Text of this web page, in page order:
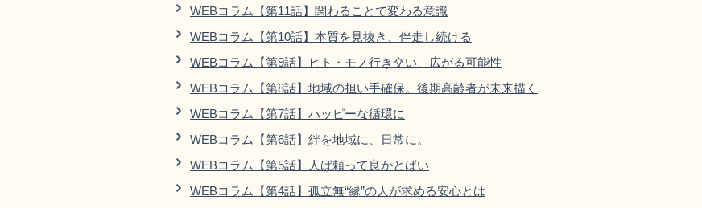
WEBコラム【第11話】関わることで変わる意識
WEBコラム【第10話】本質を見抜き、伴走し続ける
WEBコラム【第9話】ヒト・モノ行き交い、広がる可能性
WEBコラム【第8話】地域の担い手確保。後期高齢者が未来描く
WEBコラム【第7話】ハッピーな循環に
WEBコラム【第6話】絆を地域に、日常に。
WEBコラム【第5話】人ば頼って良かとばい
WEBコラム【第4話】孤立無“縁”の人が求める安心とは